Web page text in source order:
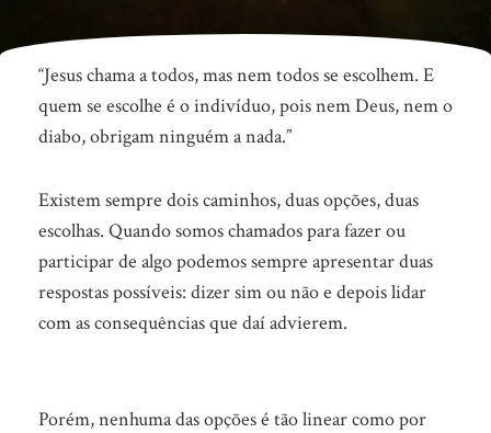
Você
foi
chamado,
não
ouviu
porque
não
quis…
“Jesus chama a todos, mas nem todos se escolhem. E
quem se escolhe é o indivíduo, pois nem Deus, nem o
diabo, obrigam ninguém a nada.”
Existem sempre dois caminhos, duas opções, duas
escolhas. Quando somos chamados para fazer ou
participar de algo podemos sempre apresentar duas
respostas possíveis: dizer sim ou não e depois lidar
com as consequências que daí advierem.
Porém, nenhuma das opções é tão linear como por